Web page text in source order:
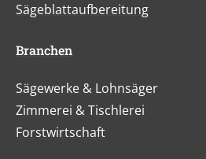
Sägeblattaufbereitung
Branchen
Sägewerke & Lohnsäger
Zimmerei & Tischlerei
Forstwirtschaft